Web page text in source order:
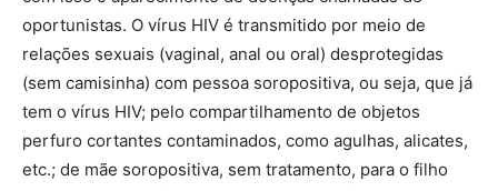
oportunistas. O vírus HIV é transmitido por meio de
relações sexuais (vaginal, anal ou oral) desprotegidas
(sem camisinha) com pessoa soropositiva, ou seja, que já
tem o vírus HIV; pelo compartilhamento de objetos
perfuro cortantes contaminados, como agulhas, alicates,
etc.; de mãe soropositiva, sem tratamento, para o filho